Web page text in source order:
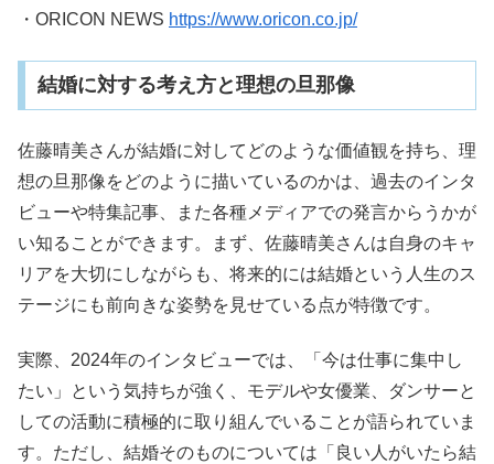
・ORICON NEWS https://www.oricon.co.jp/
結婚に対する考え方と理想の旦那像
佐藤晴美さんが結婚に対してどのような価値観を持ち、理
想の旦那像をどのように描いているのかは、過去のインタ
ビューや特集記事、また各種メディアでの発言からうかが
い知ることができます。まず、佐藤晴美さんは自身のキャ
リアを大切にしながらも、将来的には結婚という人生のス
テージにも前向きな姿勢を見せている点が特徴です。
実際、2024年のインタビューでは、「今は仕事に集中し
たい」という気持ちが強く、モデルや女優業、ダンサーと
しての活動に積極的に取り組んでいることが語られていま
す。ただし、結婚そのものについては「良い人がいたら結